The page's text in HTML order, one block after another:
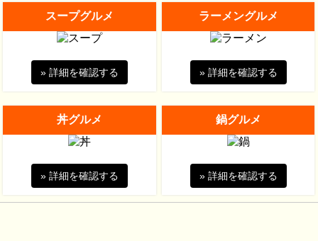
スープグルメ
» 詳細を確認する
ラーメングルメ
» 詳細を確認する
丼グルメ
» 詳細を確認する
鍋グルメ
» 詳細を確認する